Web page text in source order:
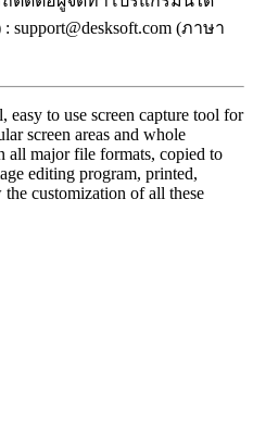
(ภาษา
to use screen capture tool for
screen areas and whole
all major file formats, copied to
editing program, printed,
customization of all these